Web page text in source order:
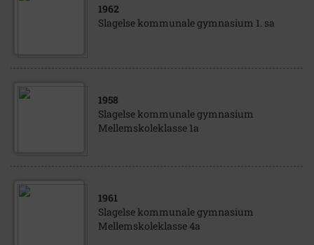
1962
Slagelse kommunale gymnasium 1. sa
1958
Slagelse kommunale gymnasium
Mellemskoleklasse 1a
1961
Slagelse kommunale gymnasium
Mellemskoleklasse 4a